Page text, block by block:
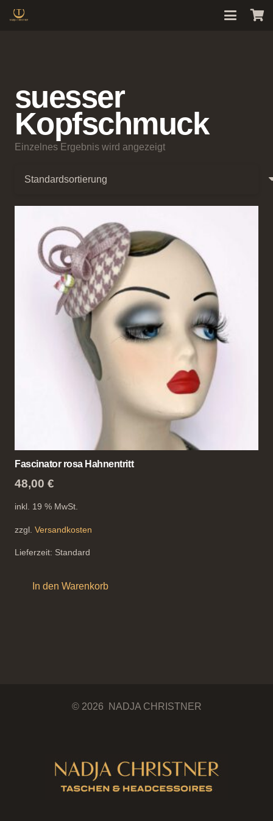
suesser
Kopfschmuck
Einzelnes Ergebnis wird angezeigt
Fascinator rosa Hahnentritt
48,00 €
inkl. 19 % MwSt.
zzgl. Versandkosten
Lieferzeit: Standard
In den Warenkorb
© 2026 NADJA CHRISTNER